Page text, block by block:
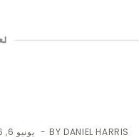
BYDANIEL HARRIS يونيو 6, 2026